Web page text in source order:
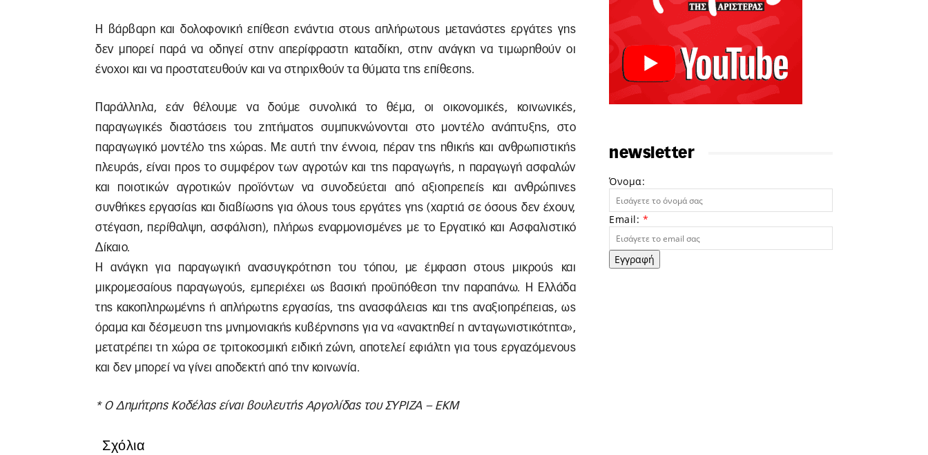
Η βάρβαρη και δολοφονική επίθεση ενάντια στους απλήρωτους μετανάστες εργάτες γης
δεν μπορεί παρά να οδηγεί στην απερίφραστη καταδίκη, στην ανάγκη να τιμωρηθούν οι
ένοχοι και να προστατευθούν και να στηριχθούν τα θύματα της επίθεσης.
Παράλληλα, εάν θέλουμε να δούμε συνολικά το θέμα, οι οικονομικές, κοινωνικές,
παραγωγικές διαστάσεις του ζητήματος συμπυκνώνονται στο μοντέλο ανάπτυξης, στο
παραγωγικό μοντέλο της χώρας. Με αυτή την έννοια, πέραν της ηθικής και ανθρωπιστικής
πλευράς, είναι προς το συμφέρον των αγροτών και της παραγωγής, η παραγωγή ασφαλών
και ποιοτικών αγροτικών προϊόντων να συνοδεύεται από αξιοπρεπείς και ανθρώπινες
συνθήκες εργασίας και διαβίωσης για όλους τους εργάτες γης (χαρτιά σε όσους δεν έχουν,
στέγαση, περίθαλψη, ασφάλιση), πλήρως εναρμονισμένες με το Εργατικό και Ασφαλιστικό
Δίκαιο.
Η ανάγκη για παραγωγική ανασυγκρότηση του τόπου, με έμφαση στους μικρούς και
μικρομεσαίους παραγωγούς, εμπεριέχει ως βασική προϋπόθεση την παραπάνω. Η Ελλάδα
της κακοπληρωμένης ή απλήρωτης εργασίας, της ανασφάλειας και της αναξιοπρέπειας, ως
όραμα και δέσμευση της μνημονιακής κυβέρνησης για να «ανακτηθεί η ανταγωνιστικότητα»,
μετατρέπει τη χώρα σε τριτοκοσμική ειδική ζώνη, αποτελεί εφιάλτη για τους εργαζόμενους
και δεν μπορεί να γίνει αποδεκτή από την κοινωνία.
* Ο Δημήτρης Κοδέλας είναι βουλευτής Αργολίδας του ΣΥΡΙΖΑ – ΕΚΜ
Σχόλια
newsletter
Όνομα:
Email: *
Εγγραφή